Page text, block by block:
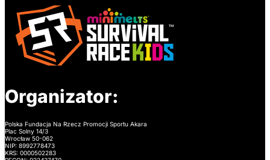
Organizator:
Polska Fundacja Na Rzecz Promocji Sportu Akara
Plac Solny 14/3
Wrocław 50-062
NIP: 8992778473
KRS: 0000502283